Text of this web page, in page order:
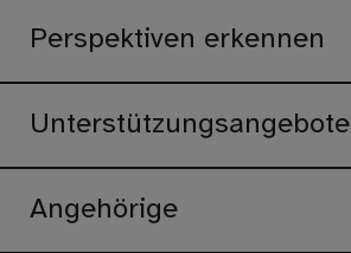
Perspektiven erkennen
Unterstützungsangebote
Angehörige